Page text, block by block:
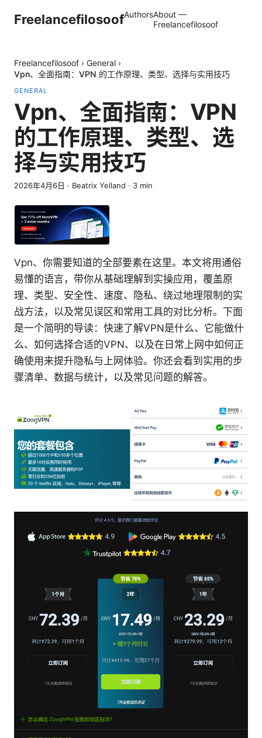
FreelancefilosoofAuthorsAbout —
Freelancefilosoof
Freelancefilosoof › General ›
Vpn、全面指南：VPN 的工作原理、类型、选择与实用技巧
GENERAL
Vpn、全面指南：VPN
的工作原理、类型、选
择与实用技巧
2026年4月6日 · Beatrix Yelland · 3 min
Vpn、你需要知道的全部要素在这里。本文将用通俗
易懂的语言，带你从基础理解到实操应用，覆盖原
理、类型、安全性、速度、隐私、绕过地理限制的实
战方法，以及常见误区和常用工具的对比分析。下面
是一个简明的导读：快速了解VPN是什么、它能做什
么、如何选择合适的VPN、以及在日常上网中如何正
确使用来提升隐私与上网体验。你还会看到实用的步
骤清单、数据与统计，以及常见问题的解答。